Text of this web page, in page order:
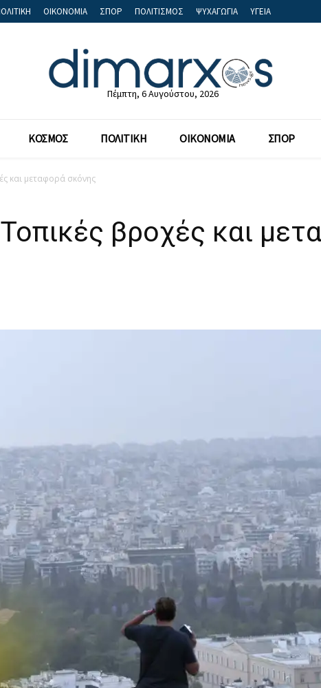
ΟΙΚΟΝΟΜΙΑ ΣΠΟΡ ΠΟΛΙΤΙΣΜΟΣ ΨΥΧΑΓΩΓΙΑ ΥΓΕΙΑ
Πέμπτη, 6 Αυγούστου, 2026
ΚΟΣΜΟΣ ΠΟΛΙΤΙΚΗ ΟΙΚΟΝΟΜΙΑ ΣΠΟΡ
και μεταφορά σκόνης
βροχές και